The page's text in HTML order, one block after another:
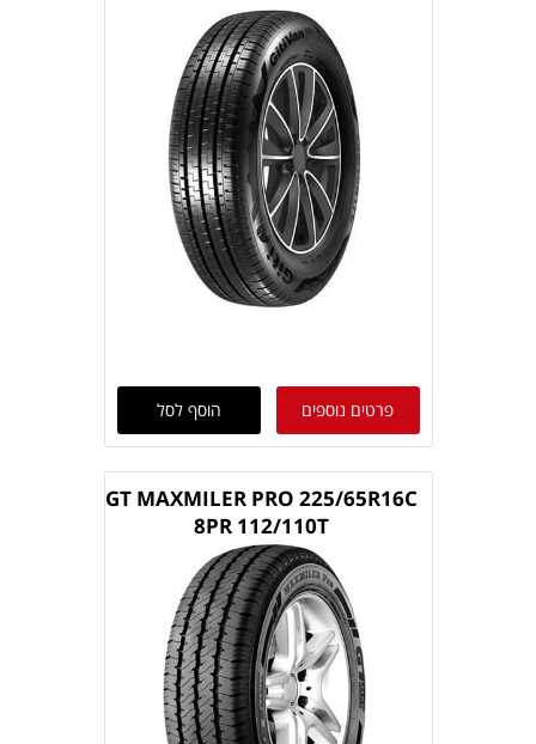
פרטים נוספים הוסף לסל
GT MAXMILER PRO 225/65R16C
8PR 112/110T